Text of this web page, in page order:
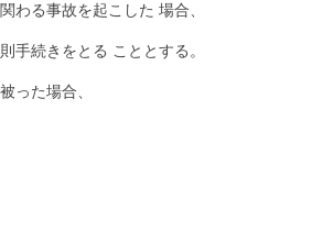
わる事故を起こした 場合、
手続きをとる こととする。
った場合、